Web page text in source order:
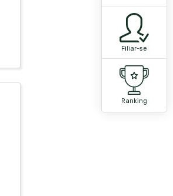
Filiar-se
Ranking